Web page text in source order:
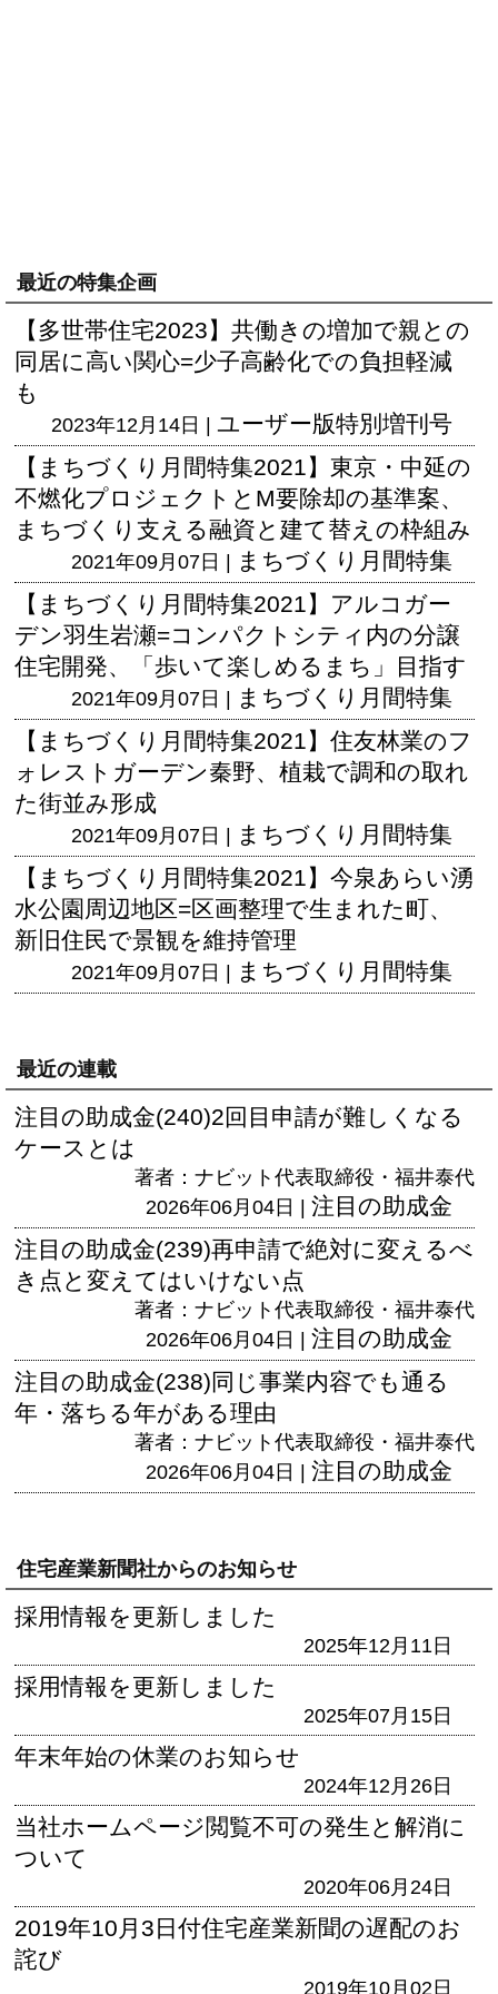
最近の特集企画
【多世帯住宅2023】共働きの増加で親との
同居に高い関心=少子高齢化での負担軽減
も
2023年12月14日 | ユーザー版特別増刊号
【まちづくり月間特集2021】東京・中延の
不燃化プロジェクトとM要除却の基準案、
まちづくり支える融資と建て替えの枠組み
2021年09月07日 | まちづくり月間特集
【まちづくり月間特集2021】アルコガー
デン羽生岩瀬=コンパクトシティ内の分譲
住宅開発、「歩いて楽しめるまち」目指す
2021年09月07日 | まちづくり月間特集
【まちづくり月間特集2021】住友林業のフ
ォレストガーデン秦野、植栽で調和の取れ
た街並み形成
2021年09月07日 | まちづくり月間特集
【まちづくり月間特集2021】今泉あらい湧
水公園周辺地区=区画整理で生まれた町、
新旧住民で景観を維持管理
2021年09月07日 | まちづくり月間特集
最近の連載
注目の助成金(240)2回目申請が難しくなる
ケースとは
著者：ナビット代表取締役・福井泰代
2026年06月04日 | 注目の助成金
注目の助成金(239)再申請で絶対に変えるべ
き点と変えてはいけない点
著者：ナビット代表取締役・福井泰代
2026年06月04日 | 注目の助成金
注目の助成金(238)同じ事業内容でも通る
年・落ちる年がある理由
著者：ナビット代表取締役・福井泰代
2026年06月04日 | 注目の助成金
住宅産業新聞社からのお知らせ
採用情報を更新しました
2025年12月11日
採用情報を更新しました
2025年07月15日
年末年始の休業のお知らせ
2024年12月26日
当社ホームページ閲覧不可の発生と解消に
ついて
2020年06月24日
2019年10月3日付住宅産業新聞の遅配のお
詫び
2019年10月02日